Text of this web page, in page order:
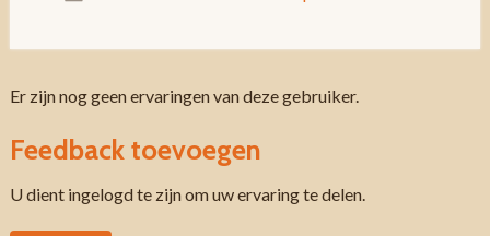
Er zijn nog geen ervaringen van deze gebruiker.
Feedback toevoegen
U dient ingelogd te zijn om uw ervaring te delen.